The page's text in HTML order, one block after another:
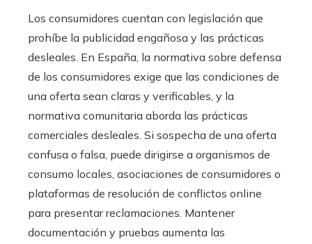
Los consumidores cuentan con legislación que
prohíbe la publicidad engañosa y las prácticas
desleales. En España, la normativa sobre defensa
de los consumidores exige que las condiciones de
una oferta sean claras y verificables, y la
normativa comunitaria aborda las prácticas
comerciales desleales. Si sospecha de una oferta
confusa o falsa, puede dirigirse a organismos de
consumo locales, asociaciones de consumidores o
plataformas de resolución de conflictos online
para presentar reclamaciones. Mantener
documentación y pruebas aumenta las